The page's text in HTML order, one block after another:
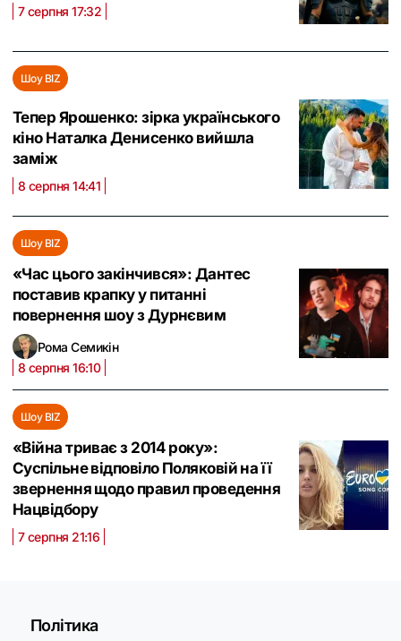
7 серпня 17:32
Шоу BIZ
Тепер Ярошенко: зірка українського
кіно Наталка Денисенко вийшла
заміж
8 серпня 14:41
Шоу BIZ
«Час цього закінчився»: Дантес
поставив крапку у питанні
повернення шоу з Дурнєвим
Рома Семикін
8 серпня 16:10
Шоу BIZ
«Війна триває з 2014 року»:
Суспільне відповіло Поляковій на її
звернення щодо правил проведення
Нацвідбору
7 серпня 21:16
Політика